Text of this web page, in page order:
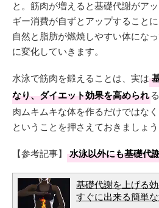
と。筋肉が増えると基礎代謝がア
ギー消費が自ずとアップすること
自然と脂肪が燃焼しやすい体にな
に変化していきます。
水泳で筋肉を鍛えることは、実は
なり、ダイエット効果を高められ
肉ムキムキな体を作るだけではな
ということを押さえておきましょう
【参考記事】 水泳以外にも基礎代
基礎代謝を上げる
すぐに出来る簡単